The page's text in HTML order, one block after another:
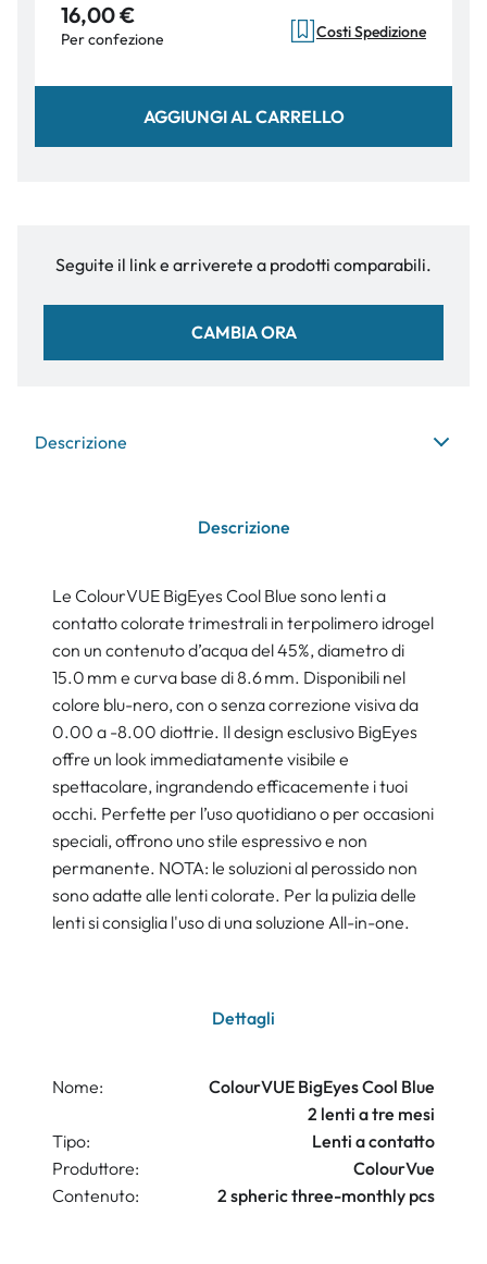
16,00 €
Per confezione Costi Spedizione
AGGIUNGI AL CARRELLO
Seguite il link e arriverete a prodotti comparabili.
CAMBIA ORA
Descrizione
Descrizione
Le ColourVUE BigEyes Cool Blue sono lenti a
contatto colorate trimestrali in terpolimero idrogel
con un contenuto d’acqua del 45%, diametro di
15.0 mm e curva base di 8.6 mm. Disponibili nel
colore blu-nero, con o senza correzione visiva da
0.00 a -8.00 diottrie. Il design esclusivo BigEyes
offre un look immediatamente visibile e
spettacolare, ingrandendo efficacemente i tuoi
occhi. Perfette per l’uso quotidiano o per occasioni
speciali, offrono uno stile espressivo e non
permanente. NOTA: le soluzioni al perossido non
sono adatte alle lenti colorate. Per la pulizia delle
lenti si consiglia l'uso di una soluzione All-in-one.
Dettagli
Nome:
ColourVUE BigEyes Cool Blue
2 lenti a tre mesi
Tipo:
Lenti a contatto
Produttore:
ColourVue
Contenuto:
2 spheric three-monthly pcs